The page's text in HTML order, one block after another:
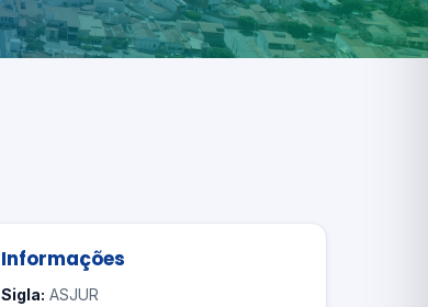
Informações
Sigla: ASJUR